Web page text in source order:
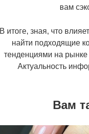
вам
В итоге, зная, что
найти подходящие
тенденциями на рынке
Актуальность
Вам